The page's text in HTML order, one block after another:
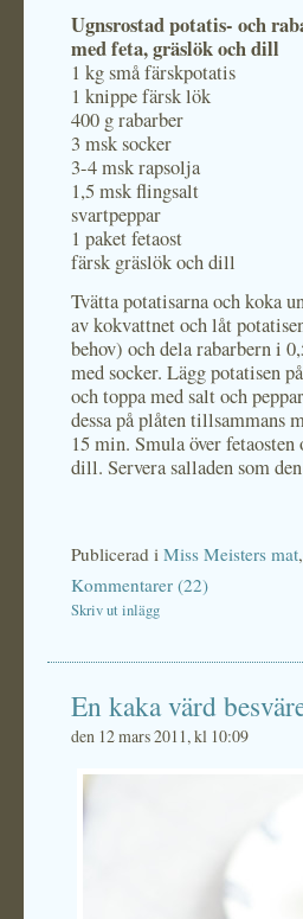
Ugnsrostad potatis- och
med feta, gräslök och dill
1 kg små färskpotatis
1 knippe färsk lök
400 g rabarber
3 msk socker
3-4 msk rapsolja
1,5 msk flingsalt
svartpeppar
1 paket fetaost
färsk gräslök och dill
Tvätta potatisarna och koka
av kokvattnet och låt
behov) och dela rabarbern i
med socker. Lägg potatisen
och toppa med salt och
dessa på plåten tillsammans
15 min. Smula över
dill. Servera salladen som
Publicerad i Miss Meisters mat,
Kommentarer (22)
Skriv ut inlägg
En kaka värd
den 12 mars 2011, kl 10:09